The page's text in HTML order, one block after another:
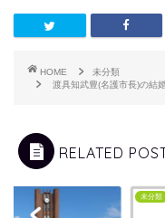
HOME
未分類
渡具知武豊(名護市長)の結
RELATED
未分類